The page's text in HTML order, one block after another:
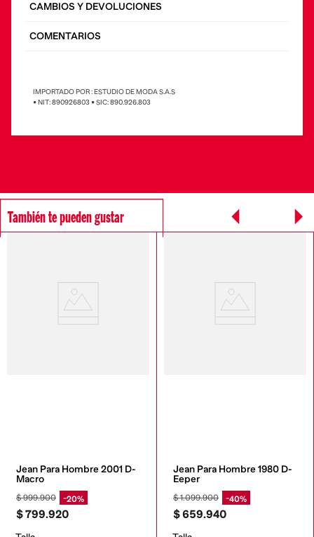
CAMBIOS Y DEVOLUCIONES
COMENTARIOS
IMPORTADO POR : ESTUDIO DE MODA S.A.S
• NIT: 890926803 • SIC: 890.926.803
También te pueden gustar
Jean Para Hombre 2001 D-
Macro
$999.900 20%
$799.920
Jean Para Hombre 1980 D-
Eeper
$1.099.900 40%
$659.940